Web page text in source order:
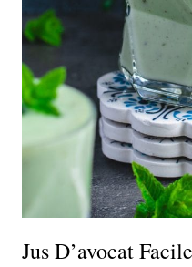
Jus D’avocat